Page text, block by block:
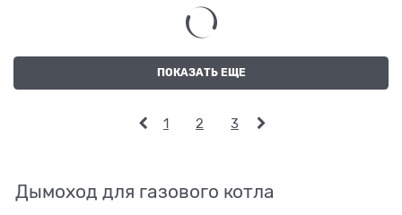
ПОКАЗАТЬ ЕЩЕ
1 2 3
Дымоход для газового котла